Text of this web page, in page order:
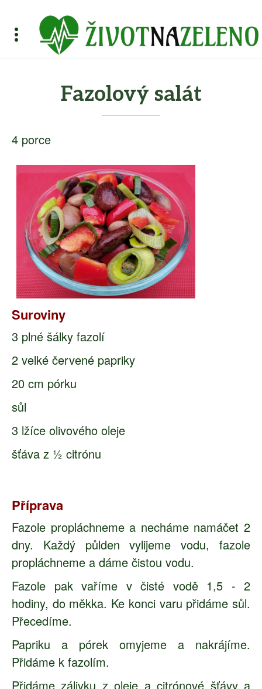
Fazolový salát
4 porce
Suroviny
3 plné šálky fazolí
2 velké červené papriky
20 cm pórku
sůl
3 lžíce olivového oleje
šťáva z ½ citrónu
Příprava
Fazole propláchneme a necháme namáčet 2
dny. Každý půlden vylijeme vodu, fazole
propláchneme a dáme čistou vodu.
Fazole pak vaříme v čisté vodě 1,5 - 2
hodiny, do měkka. Ke konci varu přidáme sůl.
Přecedíme.
Papriku a pórek omyjeme a nakrájíme.
Přidáme k fazolím.
Přidáme zálivku z oleje a citrónové šťávy a